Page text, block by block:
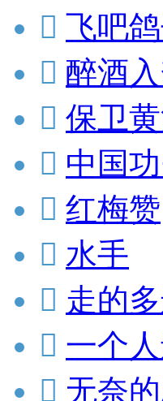
 飞吧
 醉酒
 保卫
 中国
 红梅赞
 水手
 走的
 一个
 无奈